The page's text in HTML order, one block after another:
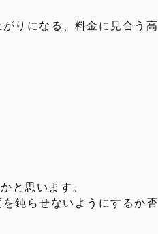
りになる、料金に見合う高
と思います。
鈍らせないようにするか否